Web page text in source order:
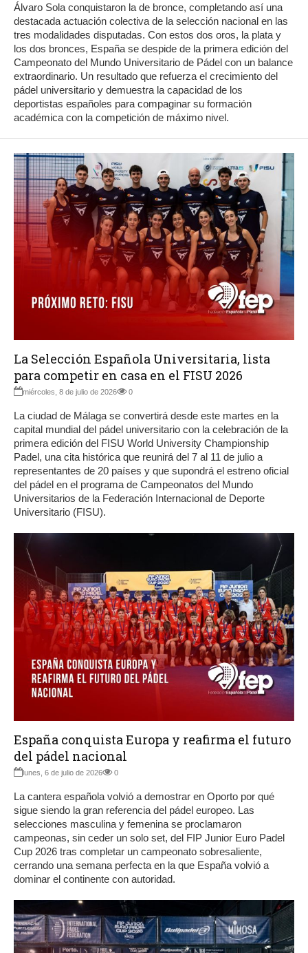
Álvaro Sola conquistaron la de bronce, completando así una
destacada actuación colectiva de la selección nacional en las
tres modalidades disputadas. Con estos dos oros, la plata y
los dos bronces, España se despide de la primera edición del
Campeonato del Mundo Universitario de Pádel con un balance
extraordinario. Un resultado que refuerza el crecimiento del
pádel universitario y demuestra la capacidad de los
deportistas españoles para compaginar su formación
académica con la competición de máximo nivel.
La Selección Española Universitaria, lista
para competir en casa en el FISU 2026
miércoles, 8 de julio de 2026 0
La ciudad de Málaga se convertirá desde este martes en la
capital mundial del pádel universitario con la celebración de la
primera edición del FISU World University Championship
Padel, una cita histórica que reunirá del 7 al 11 de julio a
representantes de 20 países y que supondrá el estreno oficial
del pádel en el programa de Campeonatos del Mundo
Universitarios de la Federación Internacional de Deporte
Universitario (FISU).
España conquista Europa y reafirma el futuro
del pádel nacional
lunes, 6 de julio de 2026 0
La cantera española volvió a demostrar en Oporto por qué
sigue siendo la gran referencia del pádel europeo. Las
selecciones masculina y femenina se proclamaron
campeonas, sin ceder un solo set, del FIP Junior Euro Padel
Cup 2026 tras completar un campeonato sobresaliente,
cerrando una semana perfecta en la que España volvió a
dominar el continente con autoridad.